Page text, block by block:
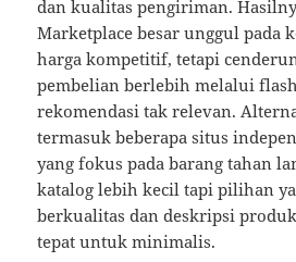
dan kualitas pengiriman.
Marketplace besar unggul pada
harga kompetitif, tetapi
pembelian berlebih melalui
rekomendasi tak relevan.
termasuk beberapa situs
yang fokus pada barang tahan
katalog lebih kecil tapi pilihan
berkualitas dan deskripsi
tepat untuk minimalis.